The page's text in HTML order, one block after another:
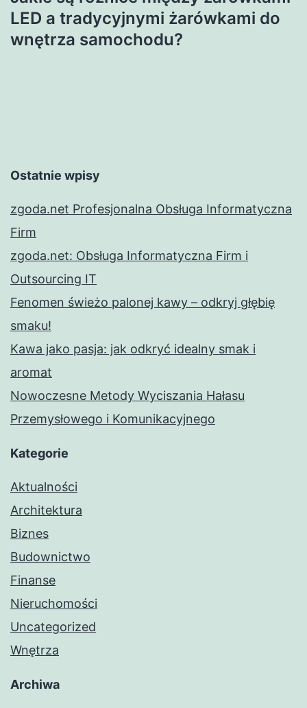
LED a tradycyjnymi żarówkami do
wnętrza samochodu?
Ostatnie wpisy
zgoda.net Profesjonalna Obsługa Informatyczna
Firm
zgoda.net: Obsługa Informatyczna Firm i
Outsourcing IT
Fenomen świeżo palonej kawy – odkryj głębię
smaku!
Kawa jako pasja: jak odkryć idealny smak i
aromat
Nowoczesne Metody Wyciszania Hałasu
Przemysłowego i Komunikacyjnego
Kategorie
Aktualności
Architektura
Biznes
Budownictwo
Finanse
Nieruchomości
Uncategorized
Wnętrza
Archiwa